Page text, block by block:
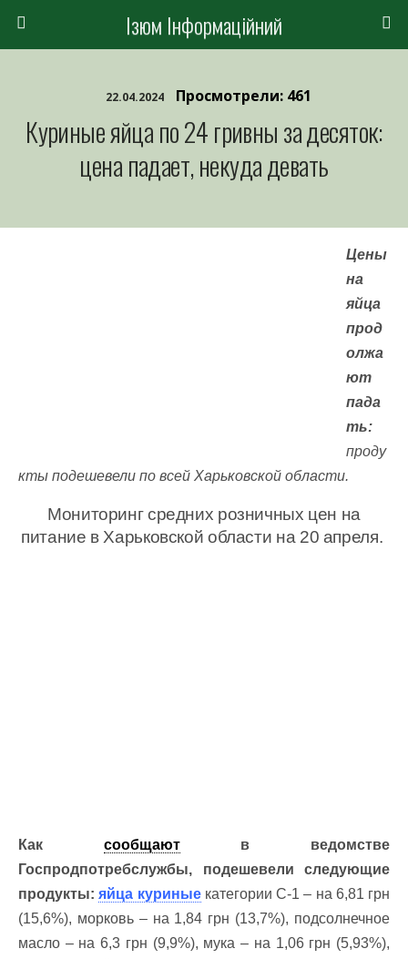
Ізюм Інформаційний
22.04.2024 Просмотрели: 461
Куриные яйца по 24 гривны за десяток:
цена падает, некуда девать
Цены
на
яйца
прод
олжа
ют
пада
ть:
проду
кты подешевели по всей Харьковской области.
Мониторинг средних розничных цен на
питание в Харьковской области на 20 апреля.
Как сообщаютв ведомстве
Госпродпотребслужбы, подешевели следующие
продукты:яйца куриныекатегории С-1 – на 6,81 грн
(15,6%), морковь – на 1,84 грн (13,7%), подсолнечное
масло – на 6,3 грн (9,9%), мука – на 1,06 грн (5,93%),